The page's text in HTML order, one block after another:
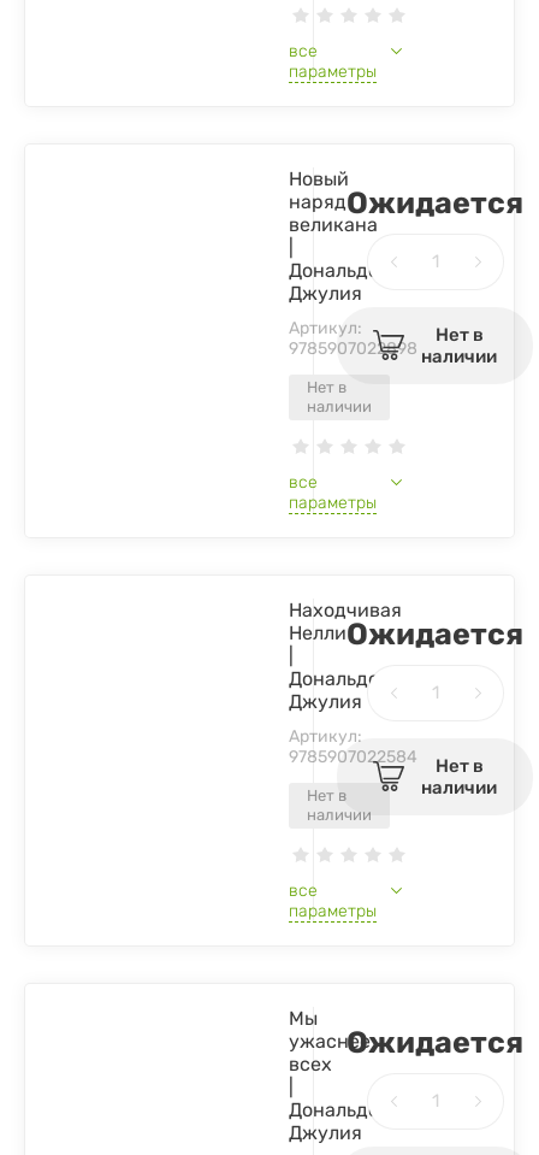
все
параметры
Нет в
наличии
Новый
наряд
великана
Дональдсон
Джулия
Артикул:
9785907022898
все
параметры
Ожидается
Нет в
наличии
Нет в
наличии
Находчивая
Нелли
Дональдсон
Джулия
Артикул:
9785907022584
все
параметры
Ожидается
Нет в
наличии
Мы
ужаснее
всех
Дональдсон
Джулия
Ожидается